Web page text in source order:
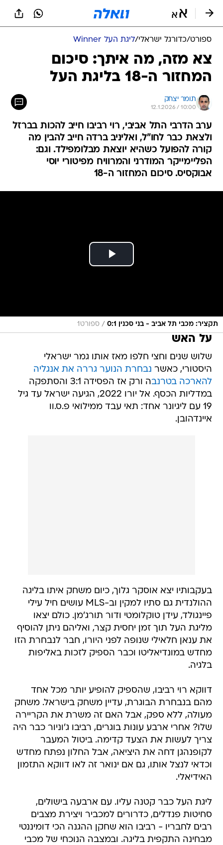
ספורט/כדורגל ישראלי/ליגת העל Winner
צא מזה, מה איתך: סיכום
המחזור ה-18 בליגת העל
תומר יצחק
12.1.2026 / 10:00
ערב הדרבי התל אביבי, רוי רביבו חייב להכות בברזל
ולצאת כבר לחו"ל, ואליניב ברדה חייב להבין מה
קורה להפועל כשהיא יוצאת מבלומפילד. וגם:
הפליימייקר המודרני והמרוויח מפיטורי יוסי
אבוקסיס. סיכום המחזור ה-18
תקציר: מכבי תל אביב - בני סכנין 0:1 / ספורט1
על האש
שלוש שנים וחצי חלפו מאז אותו גמר ישראלי
היסטורי, כאשר נבחרת הנוער גררה את אנגליה
להארכה בטרנב
ה ורק אז הפסידה 3:1 והסתפקה
במדליות הכסף. אל יורו 2022, הגיעה ישראל עד גיל
19 עם ליגיונר אחד: תאי עבד ממילואי פ.ס.וו
איינדהובן.
בעקבותיו יצא אוסקר גלוך, כיום משחק איתו בליגה
ההולנדית גם סתיו למקין וב-MLS עושים חיל עילי
פיינגולד, עידן טוקלומטי ודור תורג'מן. כולם יצאו
מליגת העל תוך זמן יחסית קצר, ואליהם ניתן להוסיף
את ענאן חלאילי שנופה לפני היורו, חבר לנבחרת הזו
מחדש במונדיאליטו וכבר הספיק לזכות באליפות
בלגיה.
דווקא רוי רביבו, שהספיק להופיע יותר מכל אחד
מהם בנבחרת הבוגרת, עדיין משחק בישראל. משחק
מעולה, ללא ספק, אבל האם זה משרת את הקריירה
שלו? אחרי ארבע עונות בוגרים, רביבו ג'וניור כבר היה
צריך לעשות את הצעד קדימה. ביטול המעבר
לקופנהגן דחה את היציאה, אבל החלון נפתח מחדש
וכדאי לנצל אותו, גם אם ינואר זה לאו דווקא התזמון
האידיאלי.
ליגת העל כבר קטנה עליו. עם ארבעה בישולים,
סחיטות פנדלים, כדרורים למכביר ויצירת מצבים
רבים לחבריו - רביבו הוא שחקן ההגנה הכי דומיננטי
מבחינה התקפית בליגה. ובמצבה הנוכחי של מכבי